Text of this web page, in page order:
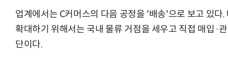
업계에서는 C커머스의 다음 공정을 '배송'으로 보고 있다
확대하기 위해서는 국내 물류 거점을 세우고 직접 매입·
단이다.